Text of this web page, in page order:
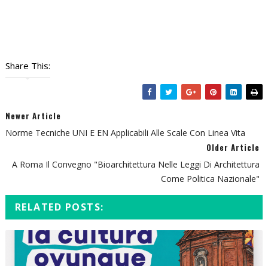
Share This:
Newer Article
Norme Tecniche UNI E EN Applicabili Alle Scale Con Linea Vita
Older Article
A Roma Il Convegno "Bioarchitettura Nelle Leggi Di Architettura
Come Politica Nazionale"
RELATED POSTS: